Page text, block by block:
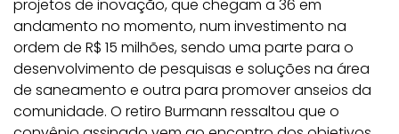
projetos de inovação, que chegam a 36 em
andamento no momento, num investimento na
ordem de R$ 15 milhões, sendo uma parte para o
desenvolvimento de pesquisas e soluções na área
de saneamento e outra para promover anseios da
comunidade. O retiro Burmann ressaltou que o